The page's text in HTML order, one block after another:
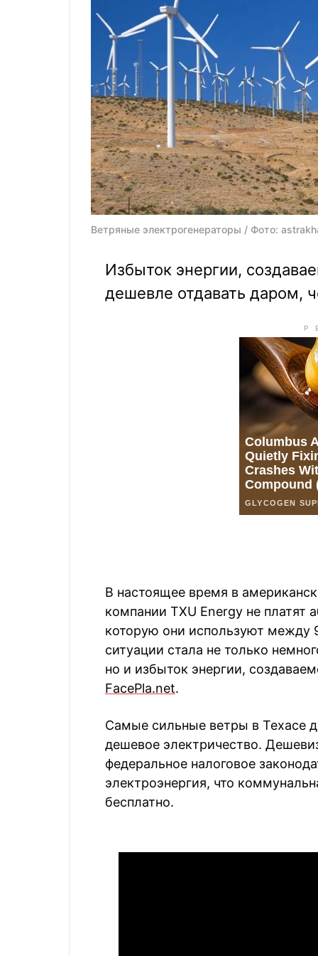
Ветряные электрогенераторы / Фото:
Избыток энергии,
дешевле отдавать даром,
В настоящее время в
компании TXU Energy не платят
которую они используют между
ситуации стала не только
но и избыток энергии,
FacePla.net.
Самые сильные ветры в Техасе
дешевое электричество.
федеральное налоговое
электроэнергия, что
бесплатно.